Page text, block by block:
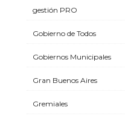
gestión PRO
Gobierno de Todos
Gobiernos Municipales
Gran Buenos Aires
Gremiales